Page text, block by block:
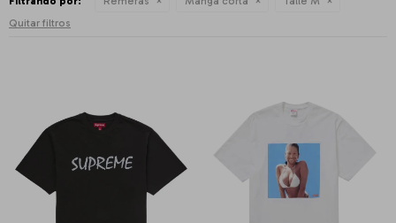
Quitar filtros